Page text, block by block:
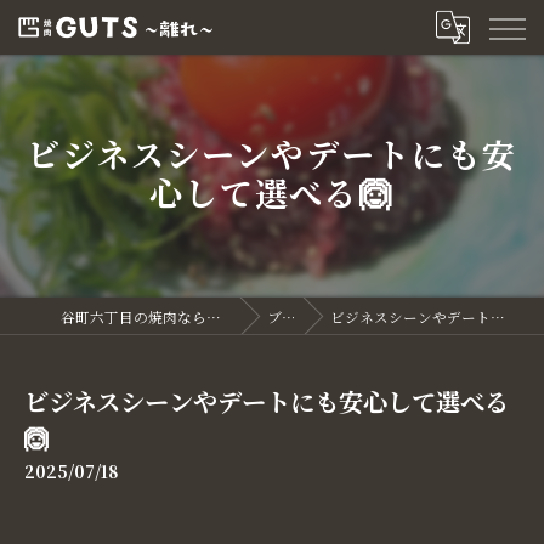
ビジネスシーンやデートにも安
心して選べる🙆
谷町六丁目の焼肉なら焼肉GUTS～離れ～ ブログ ビジネスシーンやデートにも安心して選べる🙆
ビジネスシーンやデートにも安心して選べる
🙆
2025/07/18